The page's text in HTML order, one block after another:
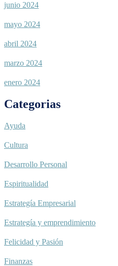
junio 2024
mayo 2024
abril 2024
marzo 2024
enero 2024
Categorias
Ayuda
Cultura
Desarrollo Personal
Espiritualidad
Estrategía Empresarial
Estrategía y emprendimiento
Felicidad y Pasión
Finanzas